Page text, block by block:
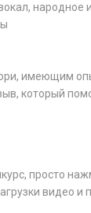
народное
имеющим
который
просто
видео и